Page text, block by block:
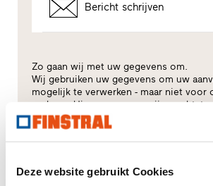
Deze website gebruikt Cookies
Bericht schrijven
Zo gaan wij met uw gegevens om.
Wij gebruiken uw gegevens om uw
mogelijk te verwerken - maar niet voor
reclame. Hiervoor geven wij u
de desbetreffende dealer - ook alleen
details i.v.m. de gegevensverwerking
beschreven in dezeprivacyverklaring.
Voor welk thema heeft u vooral